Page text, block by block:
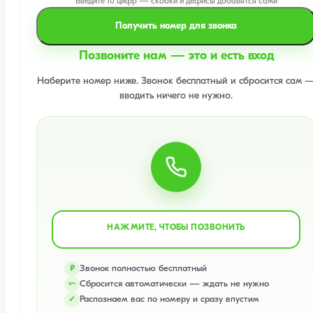
Получить номер для звонка
Позвоните нам — это и есть вход
Наберите номер ниже. Звонок бесплатный и сбросится сам
вводить ничего не нужно.
НАЖМИТЕ, ЧТОБЫ ПОЗВОНИТЬ
₽ Звонок полностью бесплатный
⤺ Сбросится автоматически — ждать не нужно
✓ Распознаем вас по номеру и сразу впустим